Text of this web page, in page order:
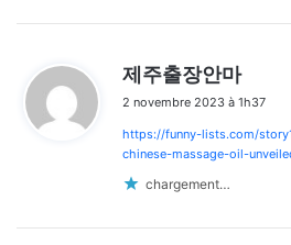
제주출장안마
t
:
2 novembre 2023 à 1h37
https://funny-lists.com/
chinese-massage-oil-
chargement…